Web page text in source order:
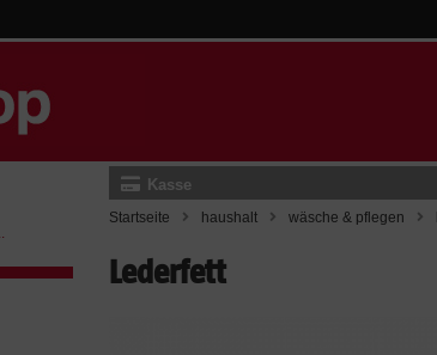
Kasse
Startseite haushalt wäsche & pflegen
Lederfett